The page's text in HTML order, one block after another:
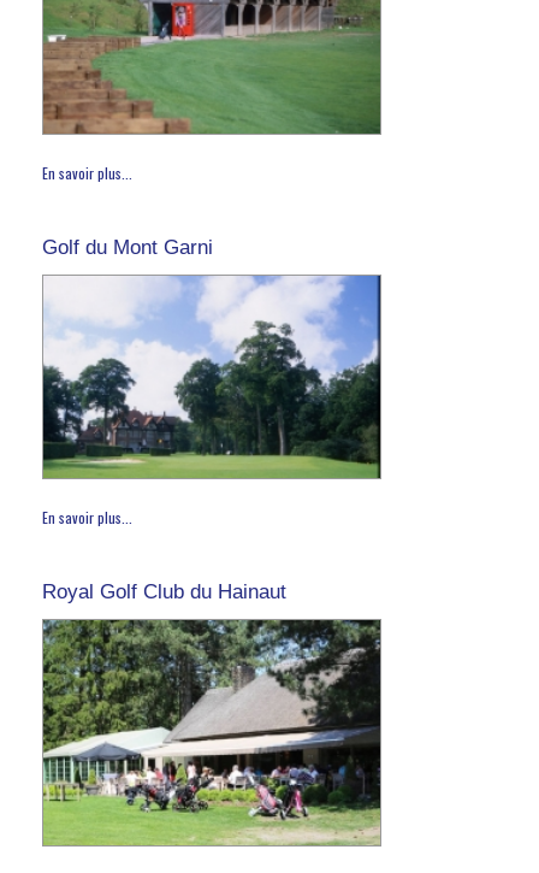
En savoir plus...
Golf du Mont Garni
En savoir plus...
Royal Golf Club du Hainaut